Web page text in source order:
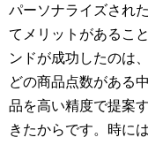
パーソナライズされ
てメリットがあるこ
ンドが成功したのは
どの商品点数がある
品を高い精度で提案
きたからです。時に